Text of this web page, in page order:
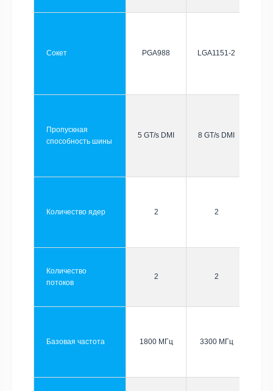
Сокет PGA988 LGA1151-2
Пропускная
способность шины
5 GT/s DMI 8 GT/s DMI
Количество ядер 2 2
Количество
потоков
2 2
Базовая частота 1800 МГц 3300 МГц